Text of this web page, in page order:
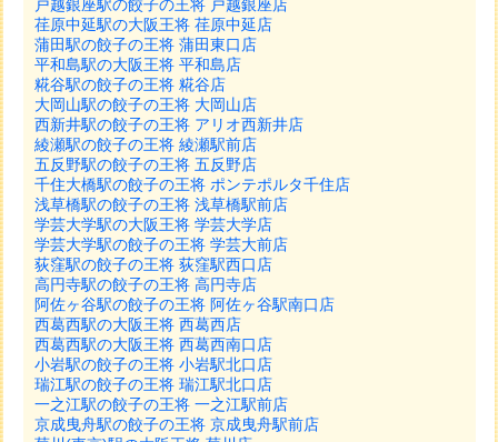
戸越銀座駅の餃子の王将 戸越銀座店
荏原中延駅の大阪王将 荏原中延店
蒲田駅の餃子の王将 蒲田東口店
平和島駅の大阪王将 平和島店
糀谷駅の餃子の王将 糀谷店
大岡山駅の餃子の王将 大岡山店
西新井駅の餃子の王将 アリオ西新井店
綾瀬駅の餃子の王将 綾瀬駅前店
五反野駅の餃子の王将 五反野店
千住大橋駅の餃子の王将 ポンテポルタ千住店
浅草橋駅の餃子の王将 浅草橋駅前店
学芸大学駅の大阪王将 学芸大学店
学芸大学駅の餃子の王将 学芸大前店
荻窪駅の餃子の王将 荻窪駅西口店
高円寺駅の餃子の王将 高円寺店
阿佐ヶ谷駅の餃子の王将 阿佐ヶ谷駅南口店
西葛西駅の大阪王将 西葛西店
西葛西駅の大阪王将 西葛西南口店
小岩駅の餃子の王将 小岩駅北口店
瑞江駅の餃子の王将 瑞江駅北口店
一之江駅の餃子の王将 一之江駅前店
京成曳舟駅の餃子の王将 京成曳舟駅前店